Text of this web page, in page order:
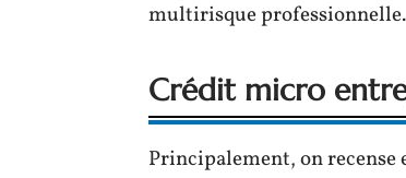
multirisque professionnelle.
Crédit micro
Principalement, on